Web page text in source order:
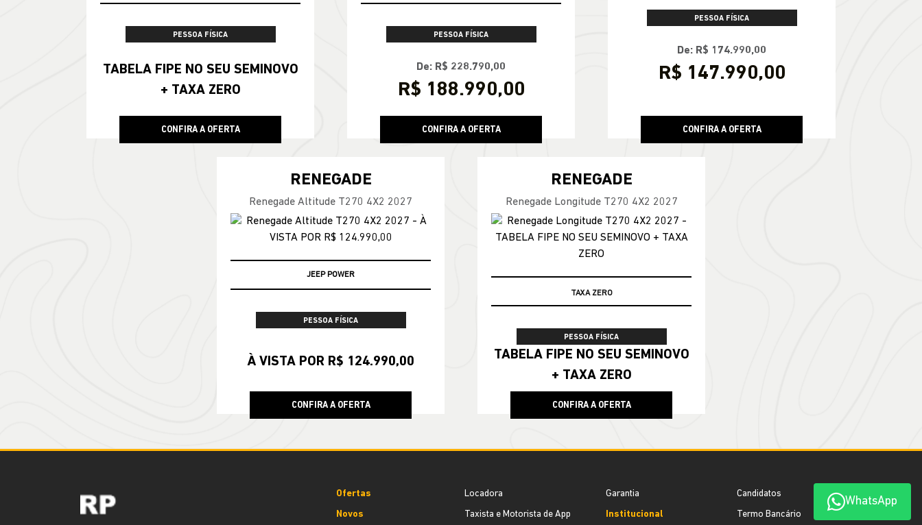
PESSOA FÍSICA
TABELA FIPE NO SEU SEMINOVO
+ TAXA ZERO
CONFIRA A OFERTA
PESSOA FÍSICA
De: R$ 228.790,00
R$ 188.990,00
CONFIRA A OFERTA
PESSOA FÍSICA
De: R$ 174.990,00
R$ 147.990,00
CONFIRA A OFERTA
RENEGADE
Renegade Altitude T270 4X2 2027
JEEP POWER
PESSOA FÍSICA
À VISTA POR R$ 124.990,00
CONFIRA A OFERTA
RENEGADE
Renegade Longitude T270 4X2 2027
TABELA FIPE
PESSOA FÍSICA
TABELA FIPE NO SEU SEMINOVO
+ TAXA ZERO
CONFIRA A OFERTA
WhatsApp
Ofertas
Novos
Locadora
Taxista e Motorista de App
Garantia
Institucional
Candidatos
Termo Bancário